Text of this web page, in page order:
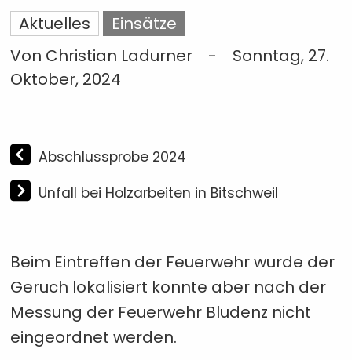
Aktuelles
Einsätze
Von Christian Ladurner
-
Sonntag, 27.
Oktober, 2024
Abschlussprobe 2024
Unfall bei Holzarbeiten in Bitschweil
Beim Eintreffen der Feuerwehr wurde der
Geruch lokalisiert konnte aber nach der
Messung der Feuerwehr Bludenz nicht
eingeordnet werden.